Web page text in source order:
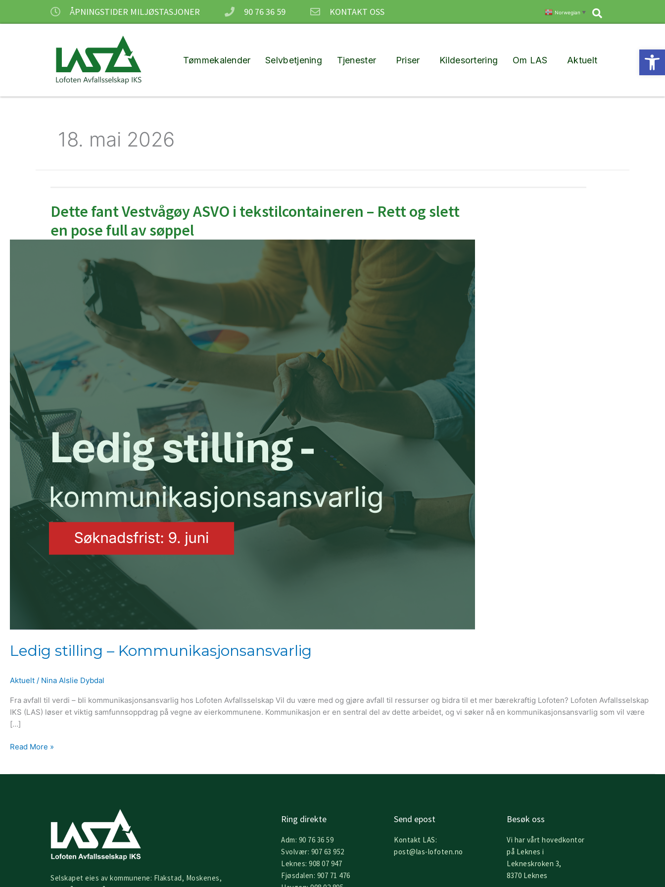
ÅPNINGSTIDER MILJØSTASJONER 90 76 36 59 KONTAKT OSS Norwegian ▼ Søk
Tømmekalender Selvbetjening Tjenester Priser Kildesortering Om LAS Aktuelt
18. mai 2026
Dette fant Vestvågøy ASVO i tekstilcontaineren – Rett og slett
en pose full av søppel
Ledig stilling – Kommunikasjonsansvarlig
Aktuelt / Nina Alslie Dybdal
Fra avfall til verdi – bli kommunikasjonsansvarlig hos Lofoten Avfallsselskap Vil du være med og gjøre avfall til ressurser og bidra til et mer bærekraftig Lofoten? Lofoten Avfallsselskap
IKS (LAS) løser et viktig samfunnsoppdrag på vegne av eierkommunene. Kommunikasjon er en sentral del av dette arbeidet, og vi søker nå en kommunikasjonsansvarlig som vil være
[…]
Kommunikasjonsansvarlig
Read More »
Selskapet eies av kommunene: Flakstad, Moskenes,
Ring direkte
Adm: 90 76 36 59
Svolvær: 907 63 952
Leknes: 908 07 947
Fjøsdalen: 907 71 476
Send epost
Kontakt LAS:
post@las-lofoten.no
Besøk oss
Vi har vårt hovedkontor
på Leknes i
Lekneskroken 3,
8370 Leknes